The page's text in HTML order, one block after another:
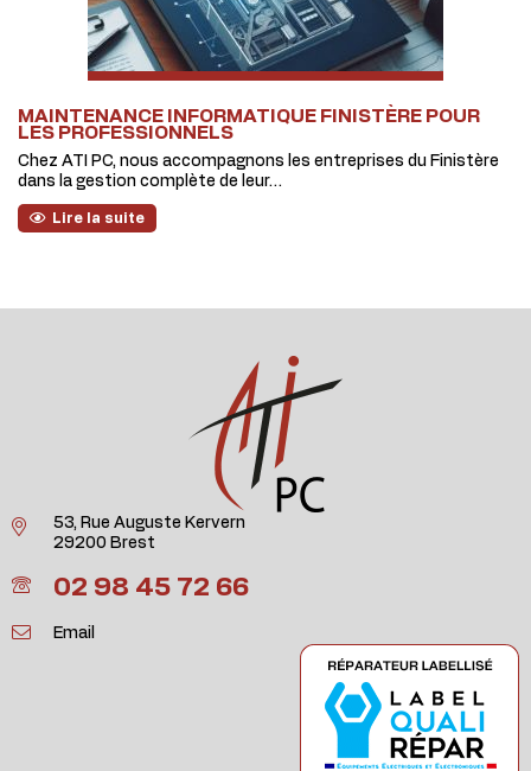
MAINTENANCE INFORMATIQUE FINISTÈRE POUR
LES PROFESSIONNELS
Chez ATI PC, nous accompagnons les entreprises du Finistère
dans la gestion complète de leur…
Lire la suite
53, Rue Auguste Kervern
29200 Brest
02 98 45 72 66
Email